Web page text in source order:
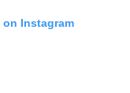
Instagram